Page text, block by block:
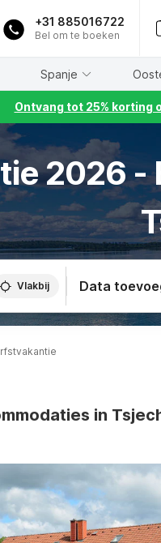
+31 885016722
Bel om te boeken
Spanje
Ontvang tot 25% korting
2026 -
Vlakbij Data
in